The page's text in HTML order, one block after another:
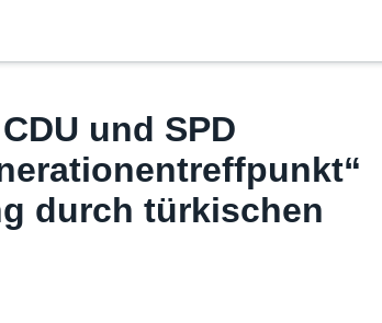
und SPD
durch türkischen